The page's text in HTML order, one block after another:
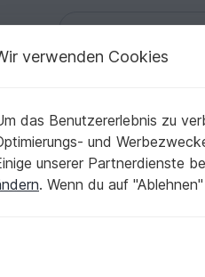
"
Rik "
verwenden Cookies
das Benutzererlebnis zu
und
unserer Partnerdienste
. Wenn du auf